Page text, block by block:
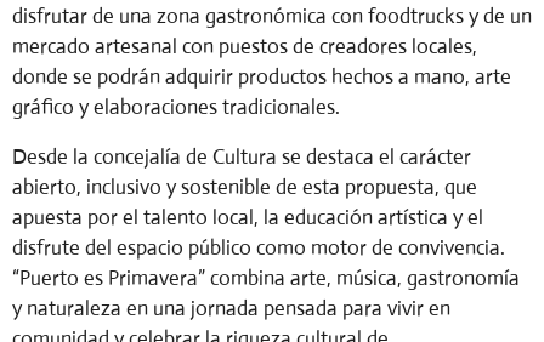
disfrutar de una zona gastronómica con foodtrucks y de un
mercado artesanal con puestos de creadores locales,
donde se podrán adquirir productos hechos a mano, arte
gráfico y elaboraciones tradicionales.
Desde la concejalía de Cultura se destaca el carácter
abierto, inclusivo y sostenible de esta propuesta, que
apuesta por el talento local, la educación artística y el
disfrute del espacio público como motor de convivencia.
“Puerto es Primavera” combina arte, música, gastronomía
y naturaleza en una jornada pensada para vivir en